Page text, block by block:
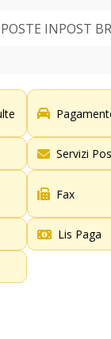
INPOST
Servizi
Fax
Lis Paga